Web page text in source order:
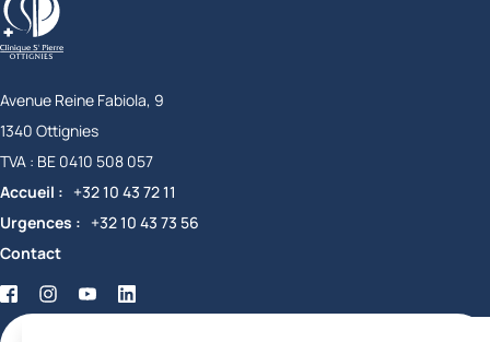
Avenue Reine Fabiola, 9
1340 Ottignies
Belgique
TVA : BE 0410 508 057
Accueil
+32 10 43 72 11
Urgences
+32 10 43 73 56
Contact
FacebookTwitterYouTubeLinkedIn
certifications